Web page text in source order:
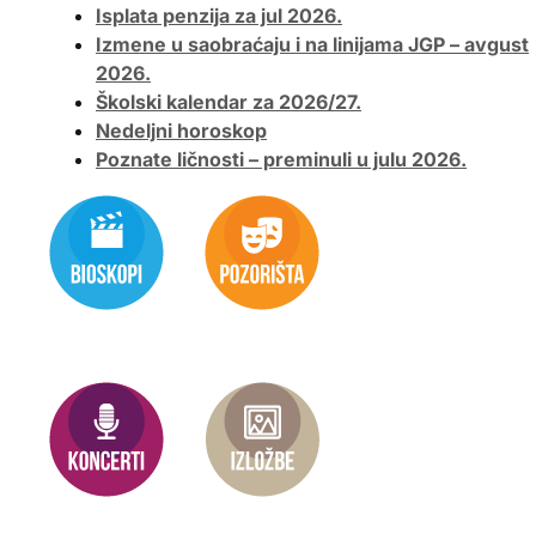
Isplata penzija za jul 2026.
Izmene u saobraćaju i na linijama JGP – avgust
2026.
Školski kalendar za 2026/27.
Nedeljni horoskop
Poznate ličnosti – preminuli u julu 2026.